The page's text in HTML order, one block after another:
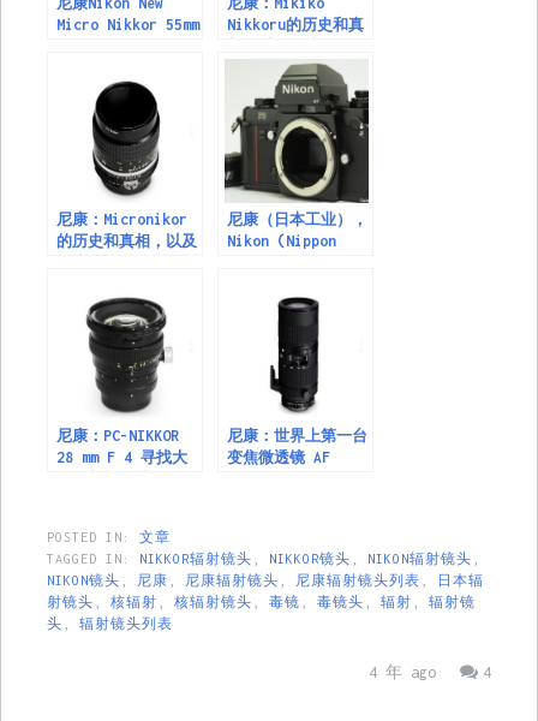
Micro Nikkor 55mm
Nikkoru的历史和真
Micro Nikkor 55
mm F 2.8（第1部
分）
尼康：Micronikor
的历史和真相，以及
2.8（第二部分）
尼康（日本工业），
Nikon (Nippon
尼康：PC-NIKKOR
28 mm F 4 寻找大
尼康：世界上第一台
变焦微透镜 AF
POSTED IN: 文章
TAGGED IN: NIKKOR辐射镜头 NIKKOR镜头 NIKON辐射镜头
NIKON镜头
尼康 尼康辐射镜头 尼康辐射镜头列表
日本辐
射镜头
核辐射 核辐射镜头 毒镜 毒镜头 辐射
辐射镜
头
辐射镜头列表
4
4 年 ago